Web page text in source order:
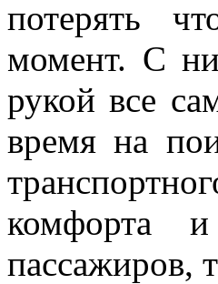
потерять
момент. С
рукой все
время на
комфорта
пассажиров,